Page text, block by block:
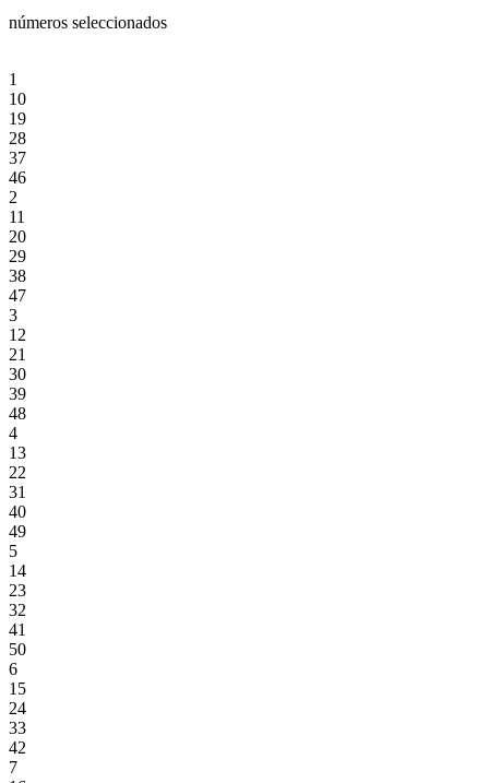
números seleccionados
1
10
19
28
37
46
2
11
20
29
38
47
3
12
21
30
39
48
4
13
22
31
40
49
5
14
23
32
41
50
6
15
24
33
42
7